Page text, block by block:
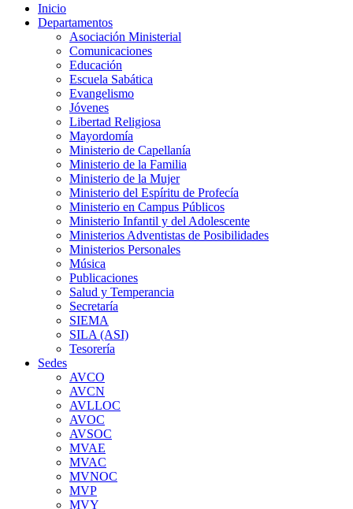
Inicio
Departamentos
Asociación Ministerial
Comunicaciones
Educación
Escuela Sabática
Evangelismo
Jóvenes
Libertad Religiosa
Mayordomía
Ministerio de Capellanía
Ministerio de la Familia
Ministerio de la Mujer
Ministerio del Espíritu de Profecía
Ministerio en Campus Públicos
Ministerio Infantil y del Adolescente
Ministerios Adventistas de Posibilidades
Ministerios Personales
Música
Publicaciones
Salud y Temperancia
Secretaría
SIEMA
SILA (ASI)
Tesorería
Sedes
AVCO
AVCN
AVLLOC
AVOC
AVSOC
MVAE
MVAC
MVNOC
MVP
MVY